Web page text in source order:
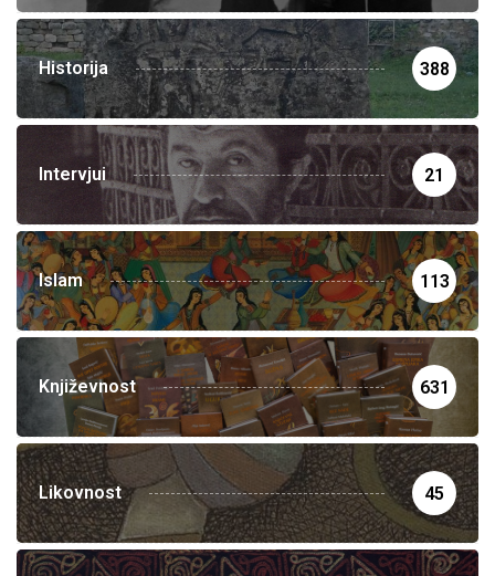
Historija 388
Intervjui 21
Islam 113
Književnost 631
Likovnost 45